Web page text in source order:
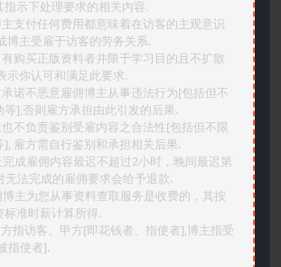
指示下处理要求的相关内容.
支付任何费用都意味着在访客的主观意识
博主受雇于访客的劳务关系.
购买正版资料者并限于学习目的且不扩散
示你认可和满足此要求.
诺不恶意雇佣博主从事违法行为[包括但不
等],否则雇方承担由此引发的后果.
不负责鉴别受雇内容之合法性[包括但不限
雇方需自行鉴别和承担相关后果.
成雇佣内容最迟不超过2小时，晚间最迟第
无法完成的雇佣要求会给予退款.
主为您从事资料查取服务是收费的，其按
准时薪计算所得.
指访客、甲方[即花钱者、指使者],博主指受
指使者].